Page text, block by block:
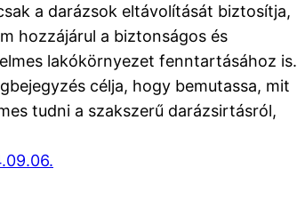
a darázsok eltávolítását biztosítja,
hozzájárul a biztonságos és
lakókörnyezet fenntartásához is.
célja, hogy bemutassa, mit
tudni a szakszerű darázsirtásról,